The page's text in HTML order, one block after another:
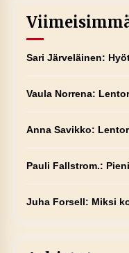
Sari Järveläinen:
Vaula Norrena:
Anna Savikko:
Pauli Fallstrom.:
Juha Forsell: Miksi